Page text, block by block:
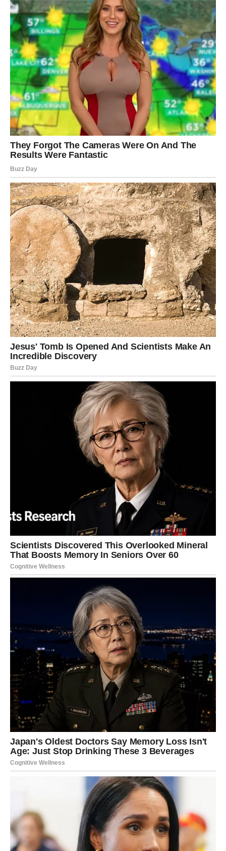
Zato što vas razumeju bez mnogo objašnjenja.
Zato što vas nikada neće svesno povrediti.
Zato što uvek vide vašu bol iza osmeha.
Zato što unose nežnost i empatiju u odnose.
Zato što vas podsećaju da je ljubav nešto sveto, a ne
prolazno.
Ribe možda nisu najglasnije, ali su među najdubljima.
Njihovo srce je dom za one koji znaju da cene iskrenu
emociju.